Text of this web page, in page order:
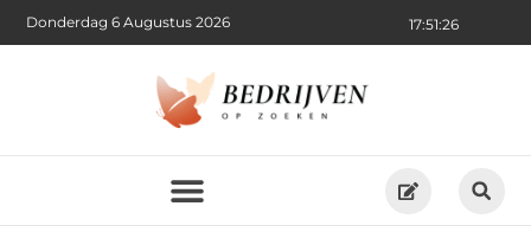
17:51:26
Donderdag 6 Augustus 2026